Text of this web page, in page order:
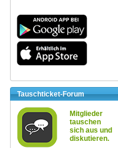
Tauschticket-Forum
Mitglieder
tauschen
sich aus und
diskutieren.